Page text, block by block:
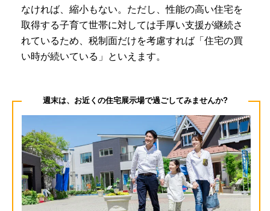
なければ、縮小もない。ただし、性能の高い住宅を
取得する子育て世帯に対しては手厚い支援が継続さ
れているため、税制面だけを考慮すれば「住宅の買
い時が続いている」といえます。
週末は、お近くの住宅展示場で過ごしてみませんか?